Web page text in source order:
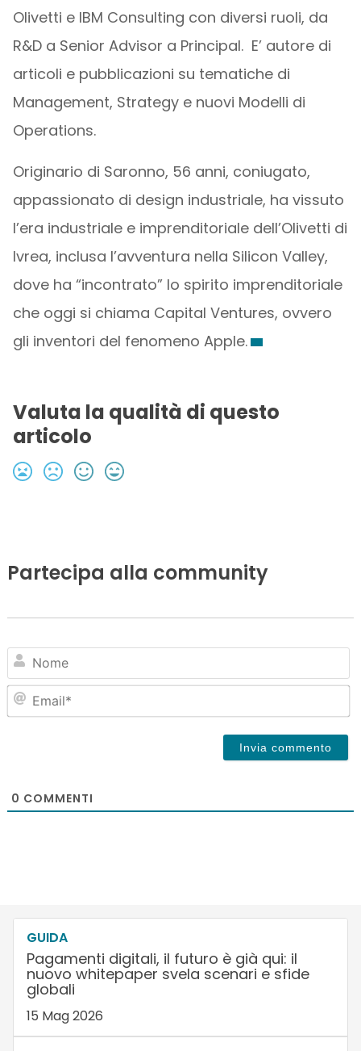
Olivetti e IBM Consulting con diversi ruoli, da
R&D a Senior Advisor a Principal. E’ autore di
articoli e pubblicazioni su tematiche di
Management, Strategy e nuovi Modelli di
Operations.
Originario di Saronno, 56 anni, coniugato,
appassionato di design industriale, ha vissuto
l’era industriale e imprenditoriale dell’Olivetti di
Ivrea, inclusa l’avventura nella Silicon Valley,
dove ha “incontrato” lo spirito imprenditoriale
che oggi si chiama Capital Ventures, ovvero
gli inventori del fenomeno Apple.
Valuta la qualità di questo
articolo
Partecipa alla community
0 COMMENTI
GUIDA
Pagamenti digitali, il futuro è già qui: il
nuovo whitepaper svela scenari e sfide
globali
15 Mag 2026